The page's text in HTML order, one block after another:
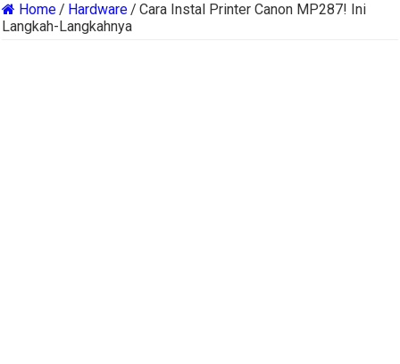
Home/ Hardware/ Cara Instal Printer Canon MP287! Ini
Langkah-Langkahnya